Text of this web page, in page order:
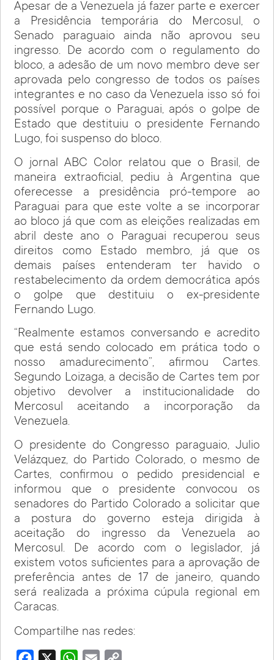
Apesar de a Venezuela já fazer parte e exercer
a Presidência temporária do Mercosul, o
Senado paraguaio ainda não aprovou seu
ingresso. De acordo com o regulamento do
bloco, a adesão de um novo membro deve ser
aprovada pelo congresso de todos os países
integrantes e no caso da Venezuela isso só foi
possível porque o Paraguai, após o golpe de
Estado que destituiu o presidente Fernando
Lugo, foi suspenso do bloco.
O jornal ABC Color relatou que o Brasil, de
maneira extraoficial, pediu à Argentina que
oferecesse a presidência pró-tempore ao
Paraguai para que este volte a se incorporar
ao bloco já que com as eleições realizadas em
abril deste ano o Paraguai recuperou seus
direitos como Estado membro, já que os
demais países entenderam ter havido o
restabelecimento da ordem democrática após
o golpe que destituiu o ex-presidente
Fernando Lugo.
“Realmente estamos conversando e acredito
que está sendo colocado em prática todo o
nosso amadurecimento”, afirmou Cartes.
Segundo Loizaga, a decisão de Cartes tem por
objetivo devolver a institucionalidade do
Mercosul aceitando a incorporação da
Venezuela.
O presidente do Congresso paraguaio, Julio
Velázquez, do Partido Colorado, o mesmo de
Cartes, confirmou o pedido presidencial e
informou que o presidente convocou os
senadores do Partido Colorado a solicitar que
a postura do governo esteja dirigida à
aceitação do ingresso da Venezuela ao
Mercosul. De acordo com o legislador, já
existem votos suficientes para a aprovação de
preferência antes de 17 de janeiro, quando
será realizada a próxima cúpula regional em
Caracas.
Compartilhe nas redes:
Facebook WhatsApp
Email